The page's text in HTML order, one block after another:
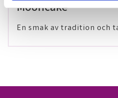
Mooncake
En smak av tradition och